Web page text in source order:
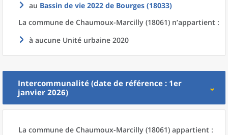
au Bassin de vie 2022 de Bourges (18033)
La commune de Chaumoux-Marcilly (18061) n’appartient :
à aucune Unité urbaine 2020
Intercommunalité (date de référence : 1er
janvier 2026)
La commune de Chaumoux-Marcilly (18061) appartient :